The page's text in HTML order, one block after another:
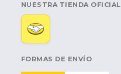
NUESTRA TIENDA OFICIAL
FORMAS DE ENVÍO